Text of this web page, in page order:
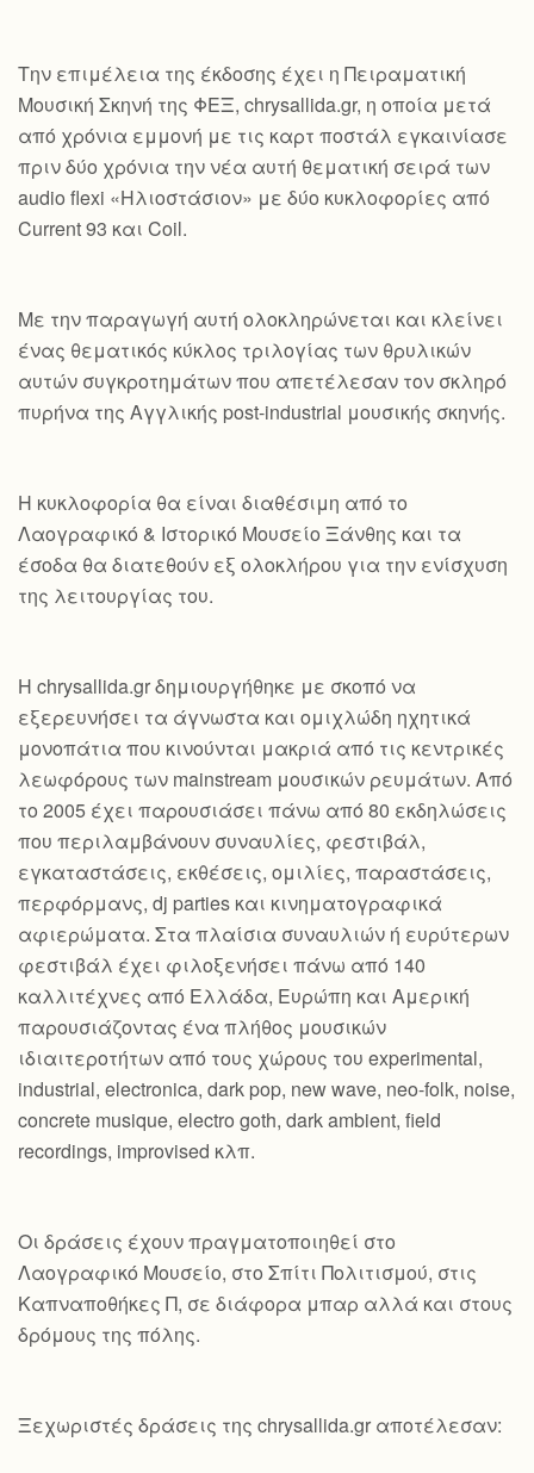
Την επιμέλεια της έκδοσης έχει η Πειραματική
Μουσική Σκηνή της ΦΕΞ, chrysallida.gr, η οποία μετά
από χρόνια εμμονή με τις καρτ ποστάλ εγκαινίασε
πριν δύο χρόνια την νέα αυτή θεματική σειρά των
audio flexi «Ηλιοστάσιον» με δύο κυκλοφορίες από
Current 93 και Coil.
Με την παραγωγή αυτή ολοκληρώνεται και κλείνει
ένας θεματικός κύκλος τριλογίας των θρυλικών
αυτών συγκροτημάτων που απετέλεσαν τον σκληρό
πυρήνα της Αγγλικής post-industrial μουσικής σκηνής.
Η κυκλοφορία θα είναι διαθέσιμη από το
Λαογραφικό & Ιστορικό Μουσείο Ξάνθης και τα
έσοδα θα διατεθούν εξ ολοκλήρου για την ενίσχυση
της λειτουργίας του.
Η chrysallida.gr δημιουργήθηκε με σκοπό να
εξερευνήσει τα άγνωστα και ομιχλώδη ηχητικά
μονοπάτια που κινούνται μακριά από τις κεντρικές
λεωφόρους των mainstream μουσικών ρευμάτων. Από
το 2005 έχει παρουσιάσει πάνω από 80 εκδηλώσεις
που περιλαμβάνουν συναυλίες, φεστιβάλ,
εγκαταστάσεις, εκθέσεις, ομιλίες, παραστάσεις,
περφόρμανς, dj parties και κινηματογραφικά
αφιερώματα. Στα πλαίσια συναυλιών ή ευρύτερων
φεστιβάλ έχει φιλοξενήσει πάνω από 140
καλλιτέχνες από Ελλάδα, Ευρώπη και Αμερική
παρουσιάζοντας ένα πλήθος μουσικών
ιδιαιτεροτήτων από τους χώρους του experimental,
industrial, electronica, dark pop, new wave, neo-folk, noise,
concrete musique, electro goth, dark ambient, field
recordings, improvised κλπ.
Οι δράσεις έχουν πραγματοποιηθεί στο
Λαογραφικό Μουσείο, στο Σπίτι Πολιτισμού, στις
Καπναποθήκες Π, σε διάφορα μπαρ αλλά και στους
δρόμους της πόλης.
Ξεχωριστές δράσεις της chrysallida.gr αποτέλεσαν: